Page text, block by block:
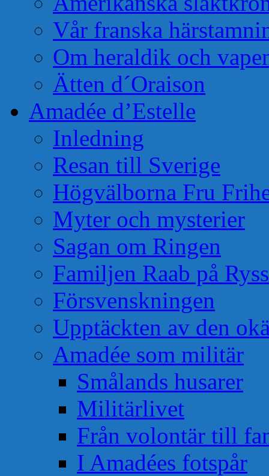
Vår franska
Om heraldik och
Ätten d´Oraison
Amadée d’Estelle
Inledning
Resan till Sverige
Högvälborna Fru
Myter och mysterier
Sagan om Ringen
Familjen Raab på
Försvenskningen
Upptäckten av den
Amadée som militär
Smålands husarer
Militärlivet
Från volontär till
I Amadées fotspår